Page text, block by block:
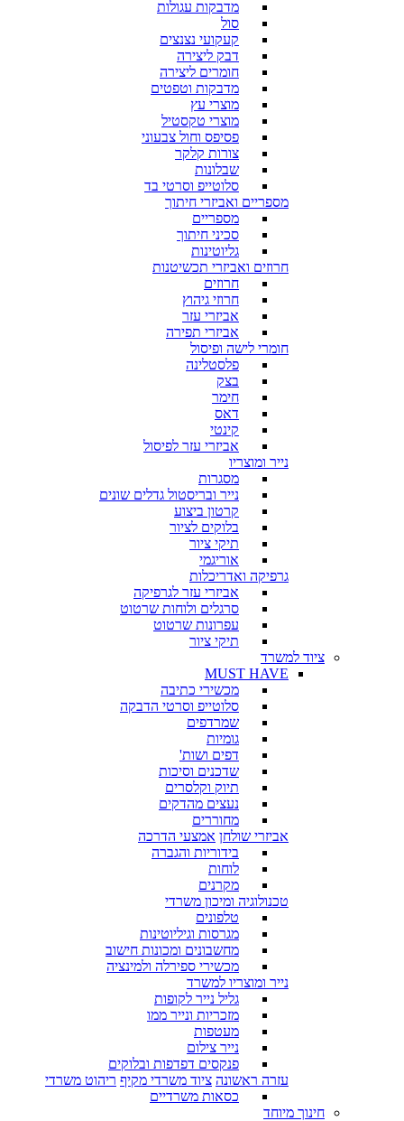
מדבקות עגולות
סול
קעקועי נצנצים
דבק ליצירה
חומרים ליצירה
מדבקות וטפטים
מוצרי עץ
מוצרי טקסטיל
פסיפס וחול צבעוני
צורות קלקר
שבלונות
סלוטייפ וסרטי בד
מספריים ואביזרי חיתוך
מספריים
סכיני חיתוך
גליוטינות
חרוזים ואביזרי תכשיטנות
חרוזים
חרוזי גיהוץ
אביזרי עזר
אביזרי תפירה
חומרי לישה ופיסול
פלסטלינה
בצק
חימר
דאס
קינטי
אביזרי עזר לפיסול
נייר ומוצריו
מסגרות
נייר ובריסטול גדלים שונים
קרטון ביצוע
בלוקים לציור
תיקי ציור
אוריגמי
גרפיקה ואדריכלות
אביזרי עזר לגרפיקה
סרגלים ולוחות שרטוט
עפרונות שרטוט
תיקי ציור
ציוד למשרד
MUST HAVE
מכשירי כתיבה
סלוטייפ וסרטי הדבקה
שמרדפים
גומיות
דפים ושות'
שדכנים וסיכות
תיוק וקלסרים
נעצים מהדקים
מחוררים
אביזרי שולחן אמצעי הדרכה
בידוריות והגברה
לוחות
מקרנים
טכנולוגיה ומיכון משרדי
טלפונים
מגרסות וגיליוטינות
מחשבונים ומכונות חישוב
מכשירי ספירלה ולמינציה
נייר ומוצריו למשרד
גליל נייר לקופות
מזכריות ונייר ממו
מעטפות
נייר צילום
פנקסים דפדפות ובלוקים
עזרה ראשונה ציוד משרדי מקיף ריהוט משרדי
כסאות משרדיים
חינוך מיוחד